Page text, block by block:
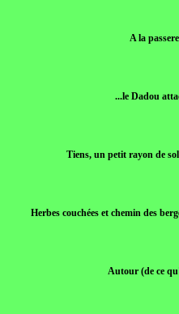
A la
...le Dadou
Tiens, un petit rayon de
Herbes couchées et chemin des
Autour (de ce